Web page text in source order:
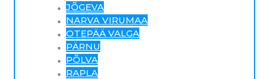
JÕGEVA
NARVA VIRUMAA
OTEPÄÄ VALGA
PÄRNU
PÕLVA
RAPLA